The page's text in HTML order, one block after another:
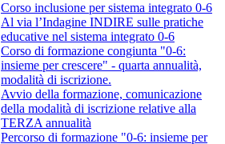
Corso inclusione per sistema integrato 0-6
Al via l’Indagine INDIRE sulle pratiche
educative nel sistema integrato 0-6
Corso di formazione congiunta "0-6:
insieme per crescere" - quarta annualità,
modalità di iscrizione.
Avvio della formazione, comunicazione
della modalità di iscrizione relative alla
TERZA annualità
Percorso di formazione "0-6: insieme per